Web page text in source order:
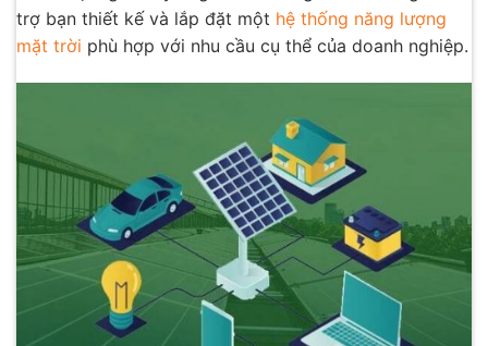
trợ bạn thiết kế và lắp đặt một hệ thống năng lượng
mặt trời phù hợp với nhu cầu cụ thể của doanh nghiệp.